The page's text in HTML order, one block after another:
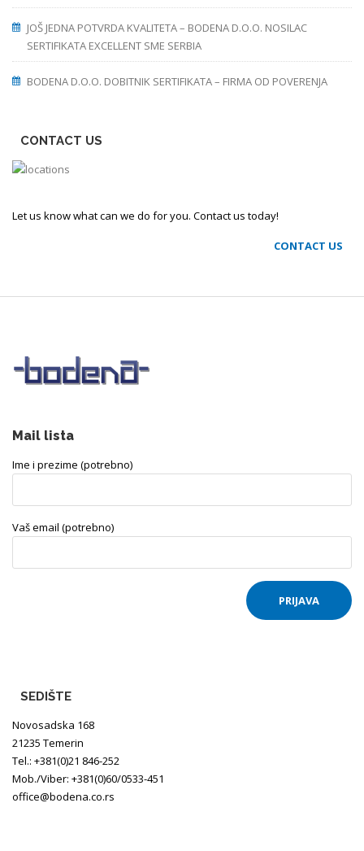
JOŠ JEDNA POTVRDA KVALITETA – BODENA D.O.O. NOSILAC
SERTIFIKATA EXCELLENT SME SERBIA
BODENA D.O.O. DOBITNIK SERTIFIKATA – FIRMA OD POVERENJA
CONTACT US
Let us know what can we do for you. Contact us today!
CONTACT US
Mail lista
Ime i prezime (potrebno)
Vaš email (potrebno)
SEDIŠTE
Novosadska 168
21235 Temerin
Tel.: +381(0)21 846-252
Mob./Viber: +381(0)60/0533-451
office@bodena.co.rs